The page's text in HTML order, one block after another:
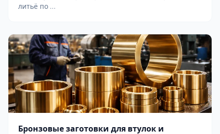
литьё по …
Бронзовые заготовки для втулок и